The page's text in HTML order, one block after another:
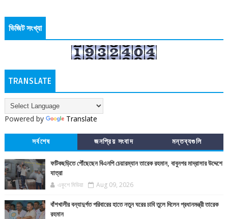
ভিজিট সংখ্যা
TRANSLATE
Powered by Translate
সর্বশেষ জনপ্রিয় সংবাদ মন্তব্যগুলি
ফটিকছড়িতে পৌঁছেছেন বিএনপি চেয়ারম্যান তারেক রহমান, বাবুনগর মাদ্রাসার উদ্দেশে
যাত্রা
একুশে মিডিয়া Aug 09, 2026
বাঁশখালীর বন্যাদুর্গত পরিবারের হাতে নতুন ঘরের চাবি তুলে দিলেন প্রধানমন্ত্রী তারেক
রহমান